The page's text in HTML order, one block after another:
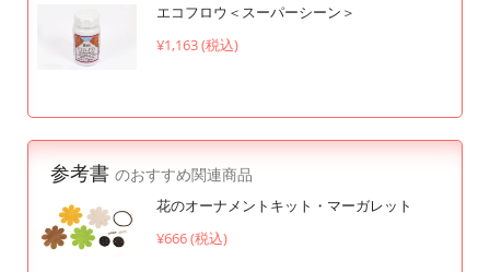
エコフロウ＜スーパーシーン＞
¥1,163 (税込)
参考書 のおすすめ関連商品
花のオーナメントキット・マーガレット
¥666 (税込)